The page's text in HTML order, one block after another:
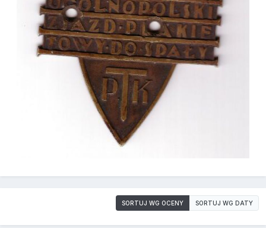
SORTUJ WG OCENY SORTUJ WG DATY